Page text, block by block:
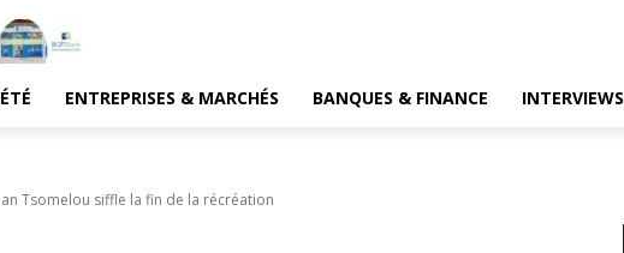
ENTREPRISES & MARCHÉS BANQUES & FINANCE INTERVIEWS
Tsomelou siffle la fin de la récréation